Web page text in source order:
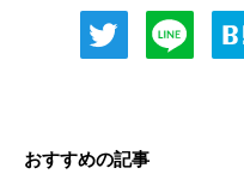
おすすめの記事